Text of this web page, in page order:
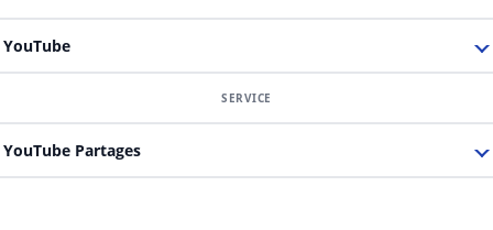
YouTube
YouTube Partages